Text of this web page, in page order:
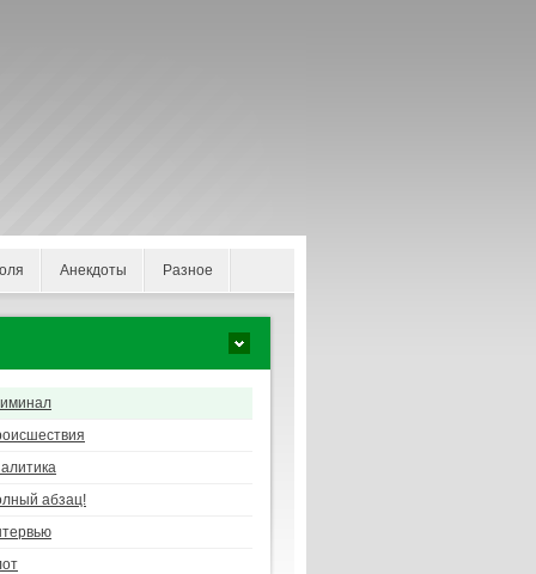
Анекдоты Разное
абзац!